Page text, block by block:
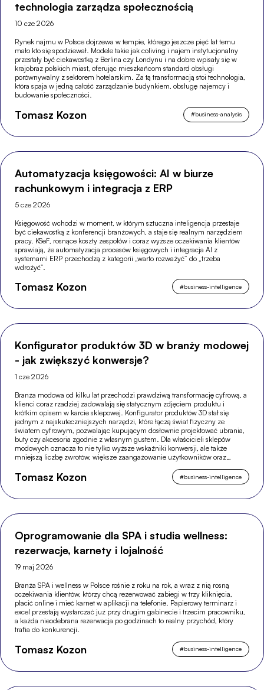
technologia zarządza społecznością
10 cze 2026
Rynek najmu w Polsce dojrzewa w tempie, którego jeszcze pięć lat temu
mało kto się spodziewał. Modele takie jak coliving i najem instytucjonalny
przestały być ciekawostką z Berlina czy Londynu i na dobre wpisały się w
krajobraz polskich miast, oferując mieszkańcom standard obsługi
porównywalny z sektorem hotelarskim. Za tą transformacją stoi technologia,
która spaja w jedną całość zarządzanie budynkiem, obsługę najemcy i
budowanie społeczności.
Tomasz Kozon #business-analysis
Automatyzacja księgowości: AI w biurze
rachunkowym i integracja z ERP
5 cze 2026
Księgowość wchodzi w moment, w którym sztuczna inteligencja przestaje
być ciekawostką z konferencji branżowych, a staje się realnym narzędziem
pracy. KSeF, rosnące koszty zespołów i coraz wyższe oczekiwania klientów
sprawiają, że automatyzacja procesów księgowych i integracja AI z
systemami ERP przechodzą z kategorii „warto rozważyć” do „trzeba
wdrożyć”.
Tomasz Kozon #business-intelligence
Konfigurator produktów 3D w branży modowej
- jak zwiększyć konwersje?
1 cze 2026
Branża modowa od kilku lat przechodzi prawdziwą transformację cyfrową, a
klienci coraz rzadziej zadowalają się statycznym zdjęciem produktu i
krótkim opisem w karcie sklepowej. Konfigurator produktów 3D stał się
jednym z najskuteczniejszych narzędzi, które łączą świat fizyczny ze
światem cyfrowym, pozwalając kupującym dosłownie projektować ubrania,
buty czy akcesoria zgodnie z własnym gustem. Dla właścicieli sklepów
modowych oznacza to nie tylko wyższe wskaźniki konwersji, ale także
mniejszą liczbę zwrotów, większe zaangażowanie użytkowników oraz
Tomasz Kozon #business-intelligence
Oprogramowanie dla SPA i studia wellness:
rezerwacje, karnety i lojalność
19 maj 2026
Branża SPA i wellness w Polsce rośnie z roku na rok, a wraz z nią rosną
oczekiwania klientów, którzy chcą rezerwować zabiegi w trzy kliknięcia,
płacić online i mieć karnet w aplikacji na telefonie. Papierowy terminarz i
excel przestają wystarczać już przy drugim gabinecie i trzecim pracowniku,
a każda nieodebrana rezerwacja po godzinach to realny przychód, który
trafia do konkurencji.
Tomasz Kozon #business-intelligence